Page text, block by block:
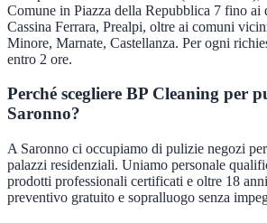
Comune in Piazza della Repubblica 7 fino ai
Cassina Ferrara, Prealpi, oltre ai comuni
Minore, Marnate, Castellanza. Per ogni
entro 2 ore.
Perché scegliere BP Cleaning per
Saronno?
A Saronno ci occupiamo di pulizie negozi
palazzi residenziali. Uniamo personale
prodotti professionali certificati e oltre 18
preventivo gratuito e sopralluogo senza